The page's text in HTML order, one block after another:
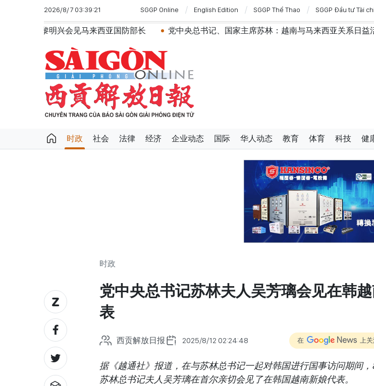
2026/8/7 03:39:21 SGGP Online English Edition SGGP Thể Thao SGGP Đầu tư Tài
明兴会见马来西亚国防部长 党中央总书记、国家主席苏林：越南与马来西亚关系日益活跃
时政 社会 法律 经济 企业动态 国际 华人动态 教育 体育 科技 健
时政
党中央总书记苏林夫人吴芳璃会见在韩
表
西贡解放日报 2025/8/12 02:24:48 在 上
据《越通社》报道，在与苏林总书记一起对韩国进行国事访问期间，
苏林总书记夫人吴芳璃在首尔亲切会见了在韩国越南新娘代表。